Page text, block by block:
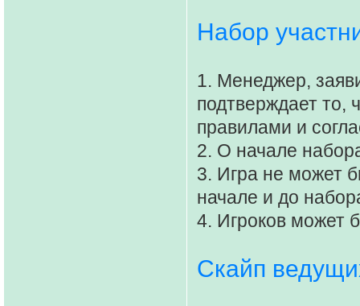
Набор
1. Менеджер,
подтверждает то,
правилами и
2. О начале
3. Игра не может
начале и до
4. Игроков может
Скайп